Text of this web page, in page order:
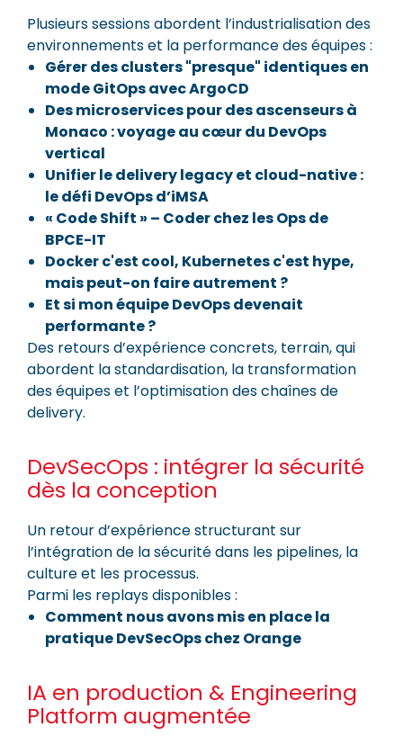
Plusieurs sessions abordent l’industrialisation des
environnements et la performance des équipes :
Gérer des clusters "presque" identiques en
mode GitOps avec ArgoCD
Des microservices pour des ascenseurs à
Monaco : voyage au cœur du DevOps
vertical
Unifier le delivery legacy et cloud-native :
le défi DevOps d’iMSA
« Code Shift » – Coder chez les Ops de
BPCE-IT
Docker c'est cool, Kubernetes c'est hype,
mais peut-on faire autrement ?
Et si mon équipe DevOps devenait
performante ?
Des retours d’expérience concrets, terrain, qui
abordent la standardisation, la transformation
des équipes et l’optimisation des chaînes de
delivery.
DevSecOps : intégrer la sécurité
dès la conception
Un retour d’expérience structurant sur
l’intégration de la sécurité dans les pipelines, la
culture et les processus.
Parmi les replays disponibles :
Comment nous avons mis en place la
pratique DevSecOps chez Orange
IA en production & Engineering
Platform augmentée